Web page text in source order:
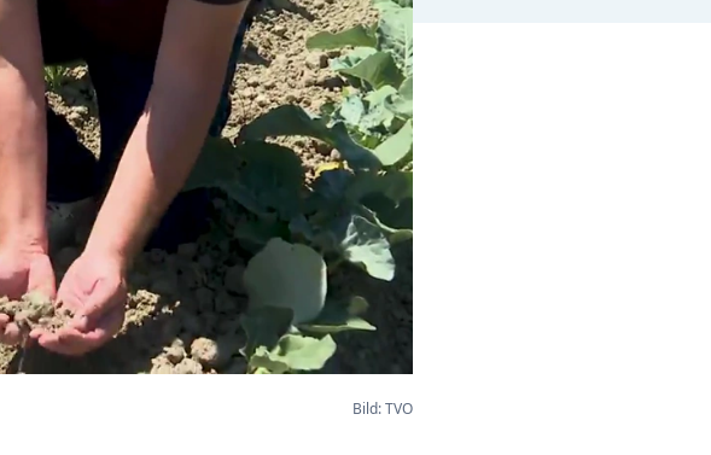
Bild: TVO